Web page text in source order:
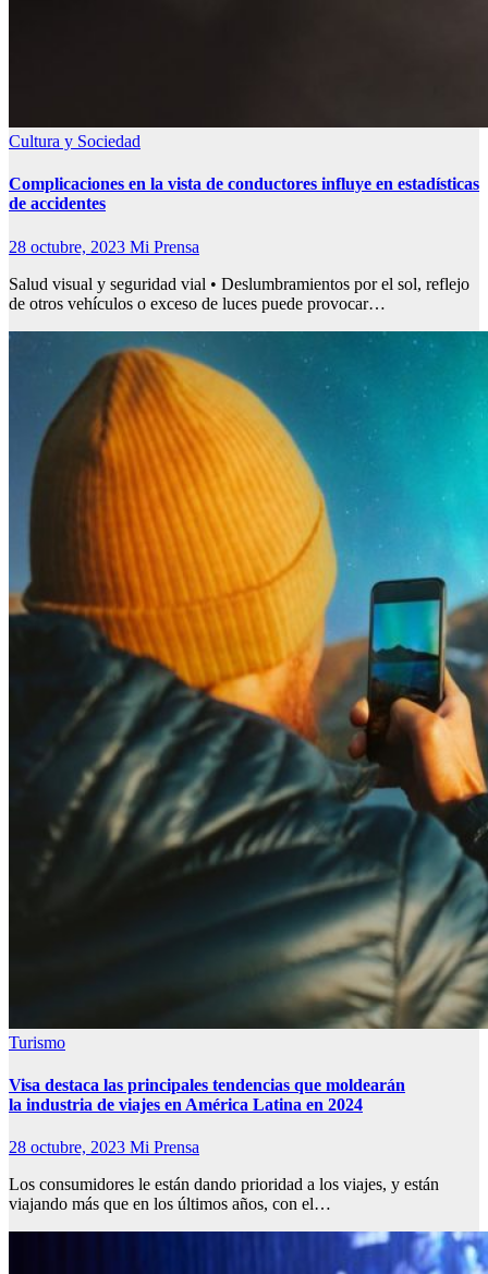
Cultura y Sociedad
Complicaciones en la vista de conductores influye en estadísticas
de accidentes
28 octubre, 2023 Mi Prensa
Salud visual y seguridad vial • Deslumbramientos por el sol, reflejo
de otros vehículos o exceso de luces puede provocar…
Turismo
Visa destaca las principales tendencias que moldearán
la industria de viajes en América Latina en 2024
28 octubre, 2023 Mi Prensa
Los consumidores le están dando prioridad a los viajes, y están
viajando más que en los últimos años, con el…